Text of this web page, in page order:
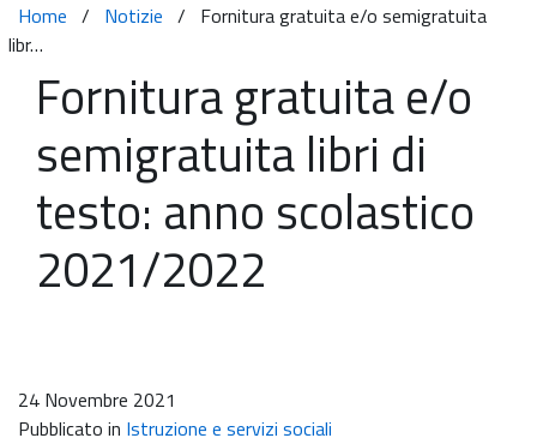
Home / Notizie / Fornitura gratuita e/o semigratuita
libr…
Fornitura gratuita e/o
semigratuita libri di
testo: anno scolastico
2021/2022
24 Novembre 2021
Pubblicato in Istruzione e servizi sociali